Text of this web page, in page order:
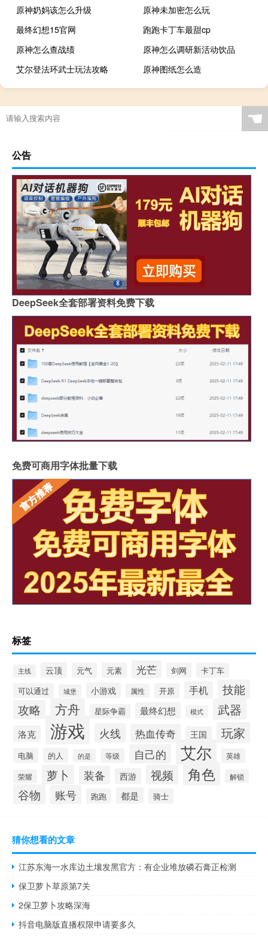
原神奶妈该怎么升级
原神未加密怎么玩
最终幻想15官网
跑跑卡丁车最甜cp
原神怎么查战绩
原神怎么调研新活动饮品
艾尔登法环武士玩法攻略
原神图纸怎么造
☚
公告
DeepSeek全套部署资料免费下载
免费可商用字体批量下载
标签
主线 云顶 元气 元素 光芒 剑网
卡丁车
可以通过
城堡 小游戏 属性 开原 手机
技能
攻略
方舟 星际争霸 最终幻想 模式 武器
洛克 游戏 火线 热血传奇 王国 玩家
电脑 的人 的是 等级 自己的 艾尔 英雄
荣耀 萝卜 装备 西游 视频 角色 解锁
谷物 账号 跑跑 都是 骑士
猜你想看的文章
江苏东海一水库边土壤发黑官方：有企业堆放磷石膏正检测
保卫萝卜草原第7关
2保卫萝卜攻略深海
抖音电脑版直播权限申请要多久